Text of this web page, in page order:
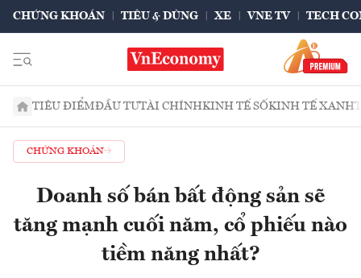
CHỨNG KHOÁN TIÊU & DÙNG XE VNE TV TECH
TIÊU ĐIỂMĐẦU TƯTÀI CHÍNHKINH TẾ SỐKINH TẾ XANH
CHỨNG KHOÁN
Doanh số bán bất động sản sẽ
tăng mạnh cuối năm, cổ phiếu nào
tiềm năng nhất?